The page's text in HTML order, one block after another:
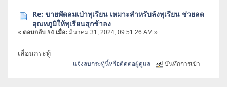
Re: ขายพัดลมเป่าทุเรียน เหมาะสำหรับล้งทุเรียน ช่วยลด
อุณหภูมิให้ทุเรียนสุกช้าลง
« ตอบกลับ #4 เมื่อ: มีนาคม 31, 2024, 09:51:26 AM »
เลื่อนกระทู้
แจ้งลบกระทู้นี้หรือติดต่อผู้ดูแล บันทึกการเข้า